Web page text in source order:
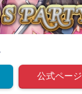
公式ページ